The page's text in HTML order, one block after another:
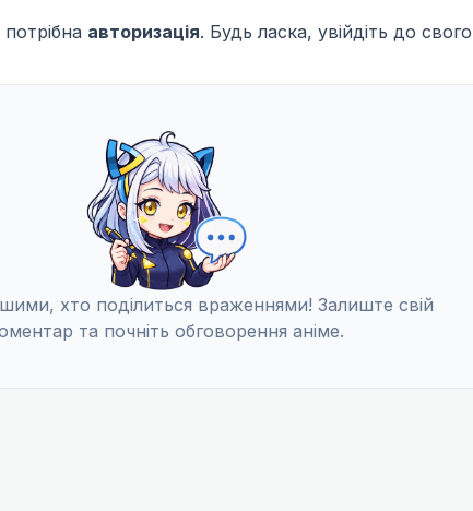
авторизація. Будь ласка, увійдіть до
хто поділиться враженнями! Залиште свій
та почніть обговорення аніме.